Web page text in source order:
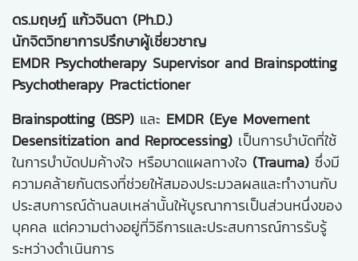
ดร.มฤษฎ์ แก้วจินดา (Ph.D.)
นักจิตวิทยาการปรึกษาผู้เชี่ยวชาญ
EMDR Psychotherapy Supervisor and Brainspotting
Psychotherapy Practictioner
Brainspotting (BSP) และ EMDR (Eye Movement
Desensitization and Reprocessing) เป็นการบำบัดที่ใช้
ในการบำบัดปมค้างใจ หรือบาดแผลทางใจ (Trauma) ซึ่งมี
ความคล้ายกันตรงที่ช่วยให้สมองประมวลผลและทำงานกับ
ประสบการณ์ด้านลบเหล่านั้นให้บูรณาการเป็นส่วนหนึ่งของ
บุคคล แต่ความต่างอยู่ที่วิธีการและประสบการณ์การรับรู้
ระหว่างดำเนินการ